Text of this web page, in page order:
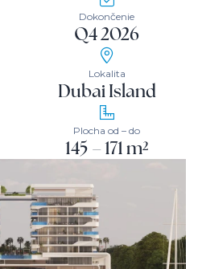
Dokončenie
Q4 2026
Lokalita
Dubai Island
Plocha od – do
145 – 171 m²